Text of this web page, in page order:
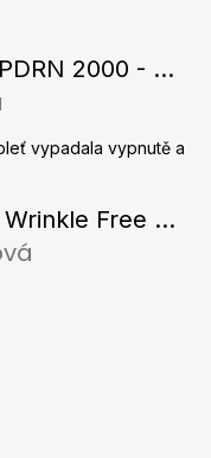
VELLA Eye Patch PDRN 2000 - Tající hydrogelové náplasti pod oči s PDRN 72 g / 60 ks
5 hvězdiček.
vypadala vypnutě a
VELLA Necessary Wrinkle Free Ampoule - Protivrásková ampule s kolagenovými vlákny a zlatým práškem 50 ml
5 hvězdiček.